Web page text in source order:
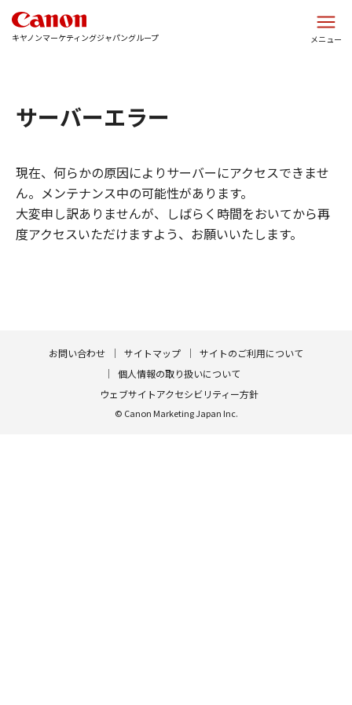
キヤノンマーケティングジャパングループ メニュー
サーバーエラー
現在、何らかの原因によりサーバーにアクセスできませ
ん。メンテナンス中の可能性があります。
大変申し訳ありませんが、しばらく時間をおいてから再
度アクセスいただけますよう、お願いいたします。
お問い合わせ サイトマップ
サイトのご利用について
個人情報の取り扱いについて
ウェブサイトアクセシビリティー方針
© Canon Marketing Japan Inc.